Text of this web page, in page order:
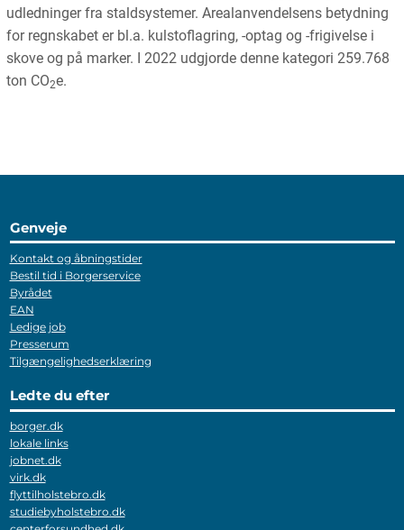
udledninger fra staldsystemer. Arealanvendelsens betydning
for regnskabet er bl.a. kulstoflagring, -optag og -frigivelse i
skove og på marker. I 2022 udgjorde denne kategori 259.768
ton CO2e.
Genveje
Kontakt og åbningstider
Bestil tid i Borgerservice
Byrådet
EAN
Ledige job
Presserum
Tilgængelighedserklæring
Ledte du efter
borger.dk
lokale links
jobnet.dk
virk.dk
flyttilholstebro.dk
studiebyholstebro.dk